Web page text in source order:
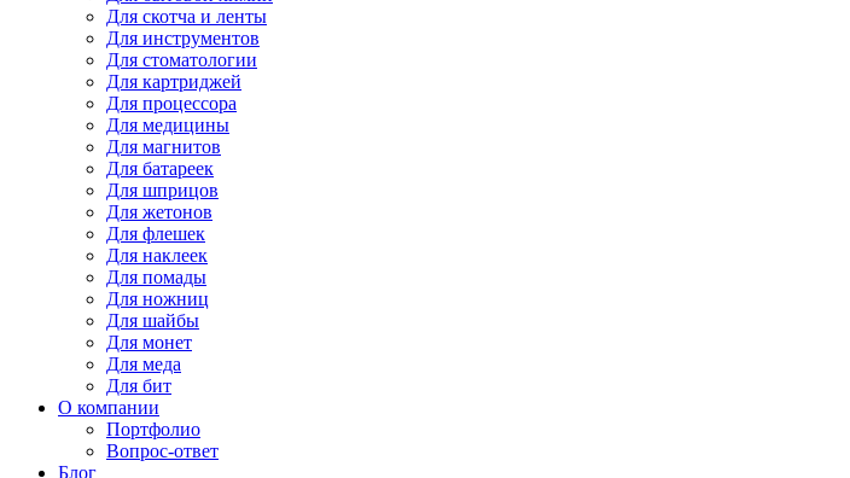
Для скотча и ленты
Для инструментов
Для стоматологии
Для картриджей
Для процессора
Для медицины
Для магнитов
Для батареек
Для шприцов
Для жетонов
Для флешек
Для наклеек
Для помады
Для ножниц
Для шайбы
Для монет
Для меда
Для бит
О компании
Портфолио
Вопрос-ответ
Блог